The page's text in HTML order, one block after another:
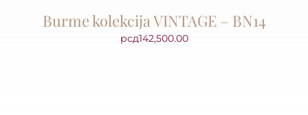
Burme kolekcija VINTAGE – BN14
рсд142,500.00